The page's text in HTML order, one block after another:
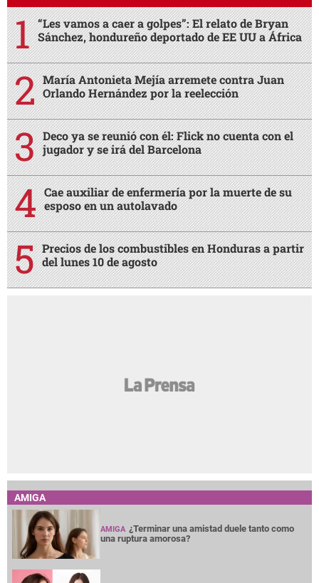
“Les vamos a caer a golpes”: El relato de Bryan
Sánchez, hondureño deportado de EE UU a África
María Antonieta Mejía arremete contra Juan
Orlando Hernández por la reelección
Deco ya se reunió con él: Flick no cuenta con el
jugador y se irá del Barcelona
Cae auxiliar de enfermería por la muerte de su
esposo en un autolavado
Precios de los combustibles en Honduras a partir
del lunes 10 de agosto
AMIGA
AMIGA ¿Terminar una amistad duele tanto como
una ruptura amorosa?